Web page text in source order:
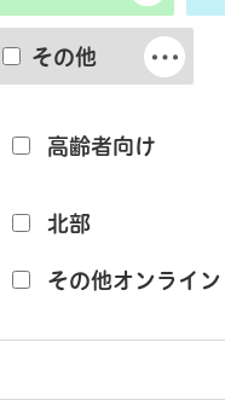
その他
高齢者向け
北部
その他オンライン